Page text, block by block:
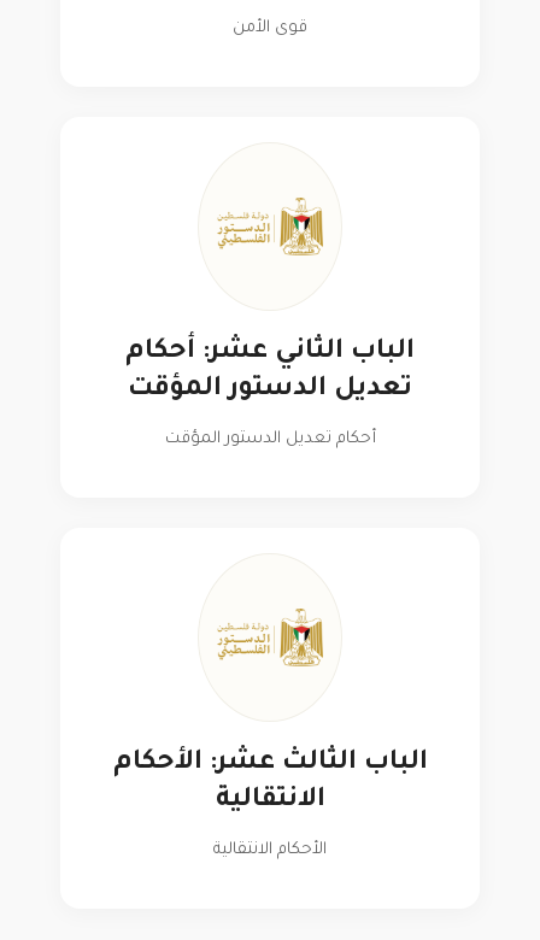
قوى الأمن
الباب الثاني عشر: أحكام
تعديل الدستور المؤقت
أحكام تعديل الدستور المؤقت
الباب الثالث عشر: الأحكام
الانتقالية
الأحكام الانتقالية